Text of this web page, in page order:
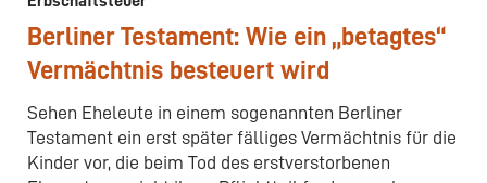
Berliner Testament: Wie ein „betagtes“
Vermächtnis besteuert wird
Sehen Eheleute in einem sogenannten Berliner
Testament ein erst später fälliges Vermächtnis für die
Kinder vor, die beim Tod des erstverstorbenen